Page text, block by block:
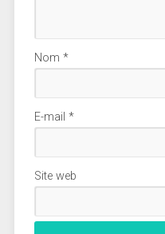
Nom *
E-mail *
Site web